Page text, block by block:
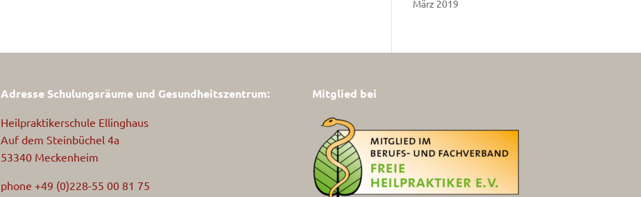
März 2019
Adresse Schulungsräume und Gesundheitszentrum:
Heilpraktikerschule Ellinghaus
Auf dem Steinbüchel 4a
53340 Meckenheim
phone +49 (0)228-55 00 81 75
Mitglied bei